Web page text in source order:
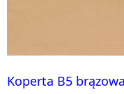
Koperta B5